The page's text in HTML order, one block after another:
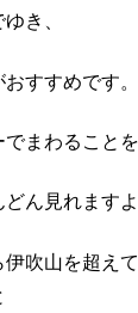
き、
すすめです。
まわること
ん見れますよ
吹山を超え